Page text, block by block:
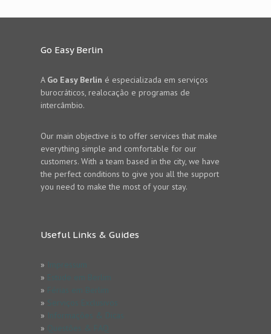
Go Easy Berlin
A Go Easy Berlin é especializada em serviços
burocráticos, realocação e programas de
intercâmbio.
Our main objective is to offer services that make
everything simple and comfortable for our
customers. With a team based in the city, we have
the perfect conditions to give you all the support
you need to make the most of your stay.
Useful Links & Guides
»
»
»
»
»
»